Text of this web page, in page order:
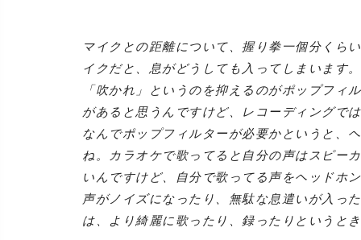
マイクとの距離について、握り拳一個分くら
イクだと、息がどうしても入ってしまいます
「吹かれ」というのを抑えるのがポップフィ
があると思うんですけど、レコーディングで
なんでポップフィルターが必要かというと、
ね。カラオケで歌ってると自分の声はスピー
いんですけど、自分で歌ってる声をヘッドホ
声がノイズになったり、無駄な息遣いが入っ
は、より綺麗に歌ったり、録ったりというと